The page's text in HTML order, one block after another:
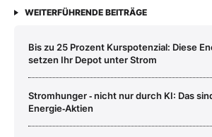
WEITERFÜHRENDE BEITRÄGE
Bis zu 25 Prozent Kurspotenzial: Diese
setzen Ihr Depot unter Strom
Stromhunger ‑ nicht nur durch KI: Das
Energie‑Aktien